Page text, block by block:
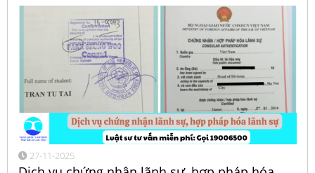
27-11-2025